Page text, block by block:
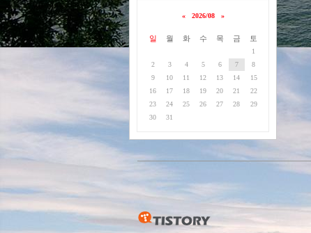
« 2026/08 »
일 월 화 수 목 금 토
1
2
3 4 5 6 7
8
9
10 11 12 13 14
15
16
17 18 19 20 21
22
23
24 25 26 27 28
29
30
31